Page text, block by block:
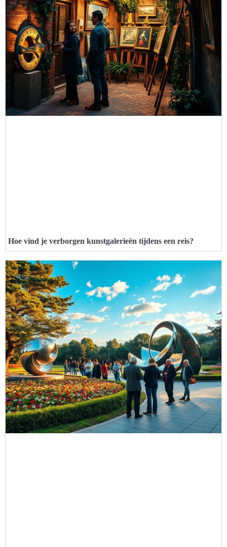
Hoe vind je verborgen kunstgalerieën tijdens een reis?